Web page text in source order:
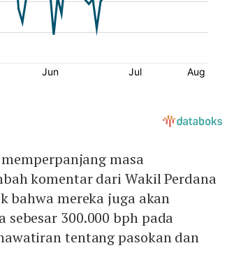
masa
komentar dari Wakil Perdana
bahwa mereka juga akan
300.000 bph pada
tentang pasokan dan